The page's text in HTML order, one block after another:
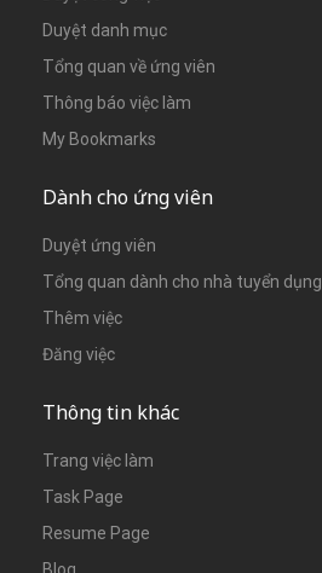
Duyệt danh mục
Tổng quan về ứng viên
Thông báo việc làm
My Bookmarks
Dành cho ứng viên
Duyệt ứng viên
Tổng quan dành cho nhà tuyển dụng
Thêm việc
Đăng việc
Thông tin khác
Trang việc làm
Task Page
Resume Page